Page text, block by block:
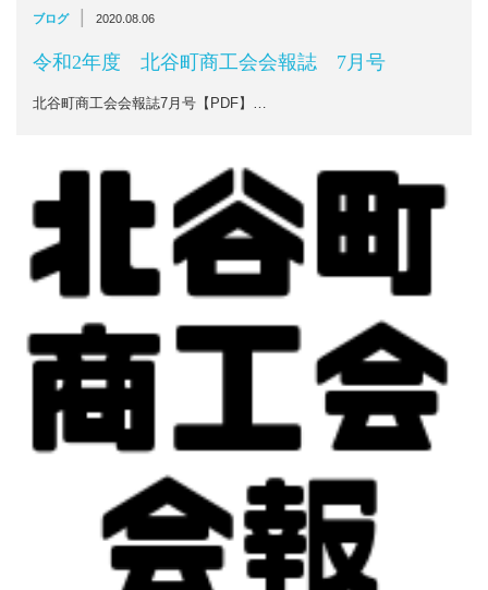
ブログ 2020.08.06
令和2年度 北谷町商工会会報誌 7月号
北谷町商工会会報誌7月号【PDF】…